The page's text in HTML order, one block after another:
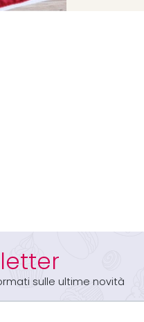
sulle ultime novità